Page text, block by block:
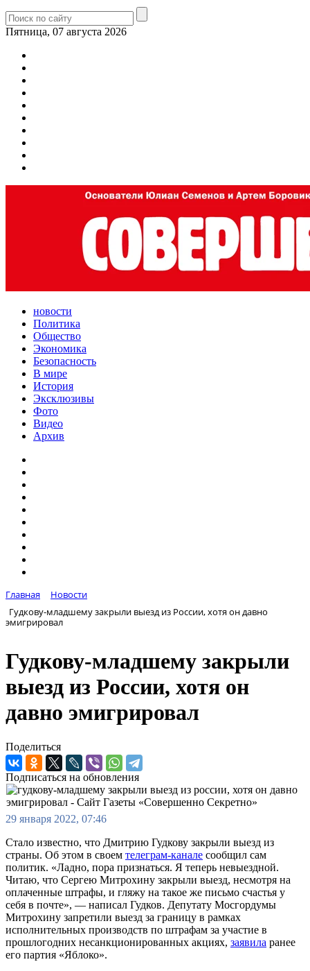
Пятница, 07 августа 2026
новости
Политика
Общество
Экономика
Безопасность
В мире
История
Эксклюзивы
Фото
Видео
Архив
Главная
Новости
Гудкову-младшему закрыли выезд из России, хотя он давно
эмигрировал
Гудкову-младшему закрыли
выезд из России, хотя он
давно эмигрировал
Поделиться
Подписаться на обновления
29 января 2022, 07:46
Стало известно, что Дмитрию Гудкову закрыли выезд из
страны. Об этом в своем телеграм-канале сообщил сам
политик. «Ладно, пора признаться. Я теперь невыездной.
Читаю, что Сергею Митрохину закрыли выезд, несмотря на
оплаченные штрафы, и гляжу на такое же письмо счастья у
себя в почте», — написал Гудков. Депутату Мосгордумы
Митрохину запретили выезд за границу в рамках
исполнительных производств по штрафам за участие в
прошлогодних несанкционированных акциях, заявила ранее
его партия «Яблоко».